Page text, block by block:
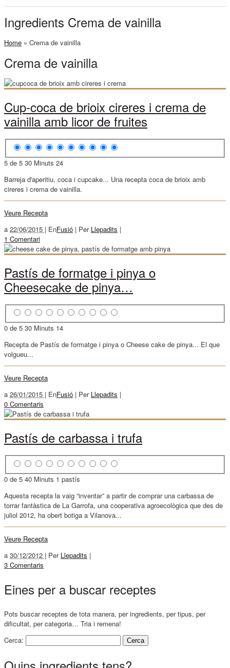
Ingredients Crema de vainilla
Home » Crema de vainilla
Crema de vainilla
Cup-coca de brioix cireres i crema de
vainilla amb licor de fruites
5 de 5 30 Minuts 24
Barreja d'aperitiu, coca i cupcake... Una recepta coca de brioix amb
cireres i crema de vainilla.
Veure Recepta
a 22/06/2015 | EnFusió | Per Llepadits |
1 Comentari
Pastís de formatge i pinya o
Cheesecake de pinya…
0 de 5 30 Minuts 14
Recepta de Pastís de formatge i pinya o Cheese cake de pinya... El que
volgueu...
Veure Recepta
a 26/01/2015 | EnFusió | Per Llepadits |
0 Comentaris
Pastís de carbassa i trufa
0 de 5 40 Minuts 1 pastís
Aquesta recepta la vaig “inventar” a partir de comprar una carbassa de
torrar fantàstica de La Garrofa, una cooperativa agroecològica que des de
juliol 2012, ha obert botiga a Vilanova...
Veure Recepta
a 30/12/2012 | Per Llepadits |
3 Comentaris
Eines per a buscar receptes
Pots buscar receptes de tota manera, per ingredients, per tipus, per
dificultat, per categoria… Tria i remena!
Cerca: